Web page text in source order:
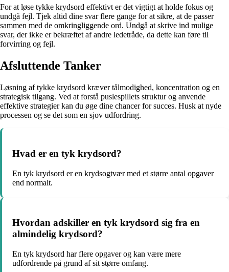
For at løse tykke krydsord effektivt er det vigtigt at holde fokus og
undgå fejl. Tjek altid dine svar flere gange for at sikre, at de passer
sammen med de omkringliggende ord. Undgå at skrive ind mulige
svar, der ikke er bekræftet af andre ledetråde, da dette kan føre til
forvirring og fejl.
Afsluttende Tanker
Løsning af tykke krydsord kræver tålmodighed, koncentration og en
strategisk tilgang. Ved at forstå puslespillets struktur og anvende
effektive strategier kan du øge dine chancer for succes. Husk at nyde
processen og se det som en sjov udfordring.
Hvad er en tyk krydsord?
En tyk krydsord er en krydsogtvær med et større antal opgaver
end normalt.
Hvordan adskiller en tyk krydsord sig fra en
almindelig krydsord?
En tyk krydsord har flere opgaver og kan være mere
udfordrende på grund af sit større omfang.